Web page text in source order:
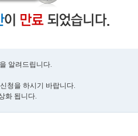
알려드립니다.
청을 하시기 바랍니다.
화 됩니다.